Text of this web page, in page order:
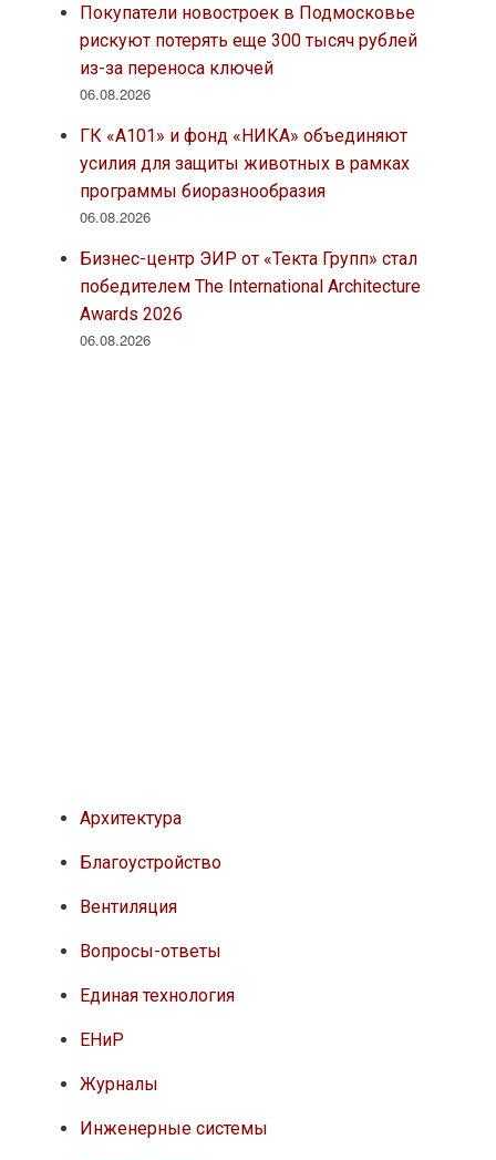
Покупатели новостроек в Подмосковье
рискуют потерять еще 300 тысяч рублей
из-за переноса ключей
06.08.2026
ГК «А101» и фонд «НИКА» объединяют
усилия для защиты животных в рамках
программы биоразнообразия
06.08.2026
Бизнес-центр ЭИР от «Текта Групп» стал
победителем The International Architecture
Awards 2026
06.08.2026
Архитектура
Благоустройство
Вентиляция
Вопросы-ответы
Единая технология
ЕНиР
Журналы
Инженерные системы